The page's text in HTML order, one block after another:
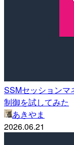
SSMセッションマ
制御を試してみた
あきやま
2026.06.21